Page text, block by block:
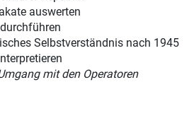
auswerten
Selbstverständnis nach 1945
mit den Operatoren